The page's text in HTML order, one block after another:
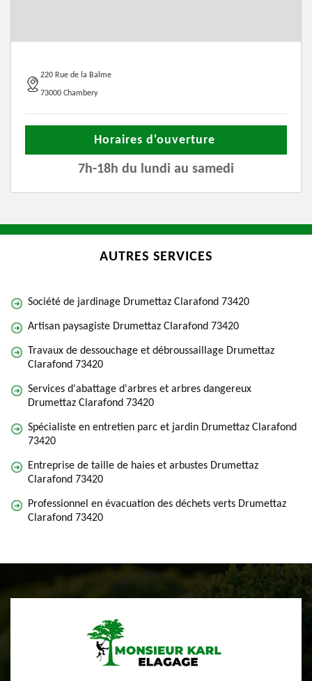
220 Rue de la Balme
73000 Chambery
Horaires d'ouverture
7h-18h du lundi au samedi
AUTRES SERVICES
Société de jardinage Drumettaz Clarafond 73420
Artisan paysagiste Drumettaz Clarafond 73420
Travaux de dessouchage et débroussaillage Drumettaz
Clarafond 73420
Services d'abattage d'arbres et arbres dangereux
Drumettaz Clarafond 73420
Spécialiste en entretien parc et jardin Drumettaz Clarafond
73420
Entreprise de taille de haies et arbustes Drumettaz
Clarafond 73420
Professionnel en évacuation des déchets verts Drumettaz
Clarafond 73420